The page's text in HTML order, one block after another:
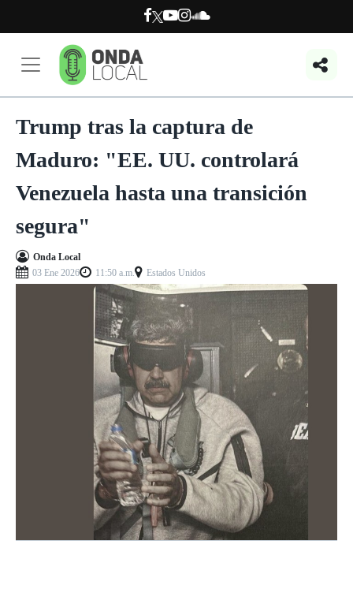
Trump tras la captura de
Maduro: "EE. UU. controlará
Venezuela hasta una transición
segura"
Onda Local
03 Ene 2026
11:50 a.m. Estados Unidos